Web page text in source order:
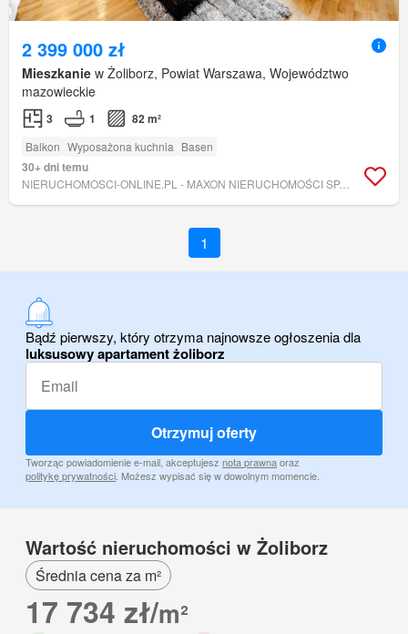
2 399 000 zł
Mieszkanie w Żoliborz, Powiat Warszawa, Województwo
mazowieckie
3 1 82 m²
Balkon Wyposażona kuchnia Basen
30+ dni temu
NIERUCHOMOSCI-ONLINE.PL - MAXON NIERUCHOMOŚCI SP. Z O.O.
1
Bądź pierwszy, który otrzyma najnowsze ogłoszenia dla
luksusowy apartament żoliborz
Otrzymuj oferty
Tworząc powiadomienie e-mail, akceptujesz nota prawnaoraz
politykę prywatności. Możesz wypisać się w dowolnym momencie.
Wartość nieruchomości w Żoliborz
Średnia cena za m²
17 734 zł/m²